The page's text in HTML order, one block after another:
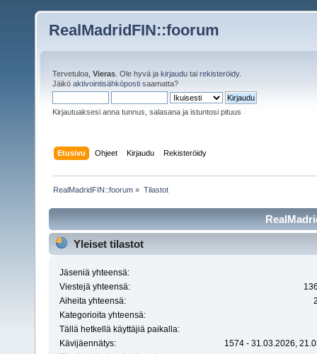
RealMadridFIN::foorum
Tervetuloa, Vieras . Ole hyvä ja kirjaudu tai rekisteröidy.
Jäikö aktivointisähköposti saamatta?
Kirjautuaksesi anna tunnus, salasana ja istuntosi pituus
Etusivu Ohjeet Kirjaudu Rekisteröidy
RealMadridFIN::foorum » Tilastot
Yleiset tilastot
Jäseniä yhteensä:
Viestejä yhteensä:
Aiheita yhteensä:
Kategorioita yhteensä:
Tällä hetkellä käyttäjiä paikalla:
Kävijäennätys:
1574 - 31.03.2026,